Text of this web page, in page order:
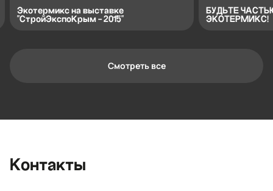
Экотермикс на выставке
"СтройЭкспоКрым - 2015"
БУДЬТЕ
ЭКОТЕРМИКС!
Смотреть все
Контактыopt@ecotermix.ru